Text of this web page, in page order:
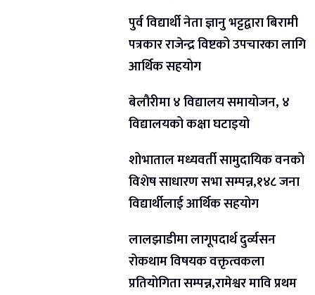
पुर्व विद्यार्थी नेता ज्ञानु भट्टद्वारा बिरामी
पत्रकार राजेन्द्र विष्टको उपचारका लागि
आर्थिक सहयोग
बेलौरीमा ४ विद्यालय समायोजन, ४
विद्यालयको कक्षा घटाइयो
शोभाताल मध्यवर्ती सामुदायिक वनको
विशेष साधारण सभा सम्पन्न,१४८ जना
विद्यार्थीलाई आर्थिक सहयोग
लालझाडीमा लागूपदार्थ दुर्व्यसन
रोकथाम विषयक वक्तृत्वकला
प्रतियोगिता सम्पन्न,रामेश्वर मावि प्रथम